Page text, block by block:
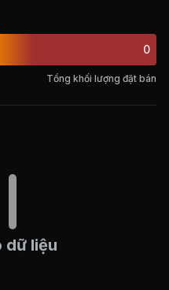
0
Tổng khối lượng đặt bán
dữ liệu